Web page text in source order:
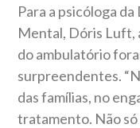
Para a psicóloga
Mental, Dóris Luft,
do ambulatório
surpreendentes.
das famílias, no
tratamento. Não só